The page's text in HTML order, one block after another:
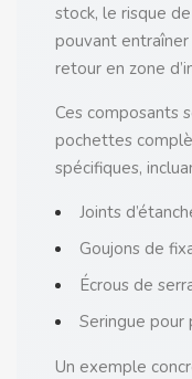
stock, le risque
pouvant
retour en zone
Ces composants
pochettes
spécifiques,
Joints
Goujons de
Écrous de
Seringue pour
Un exemple